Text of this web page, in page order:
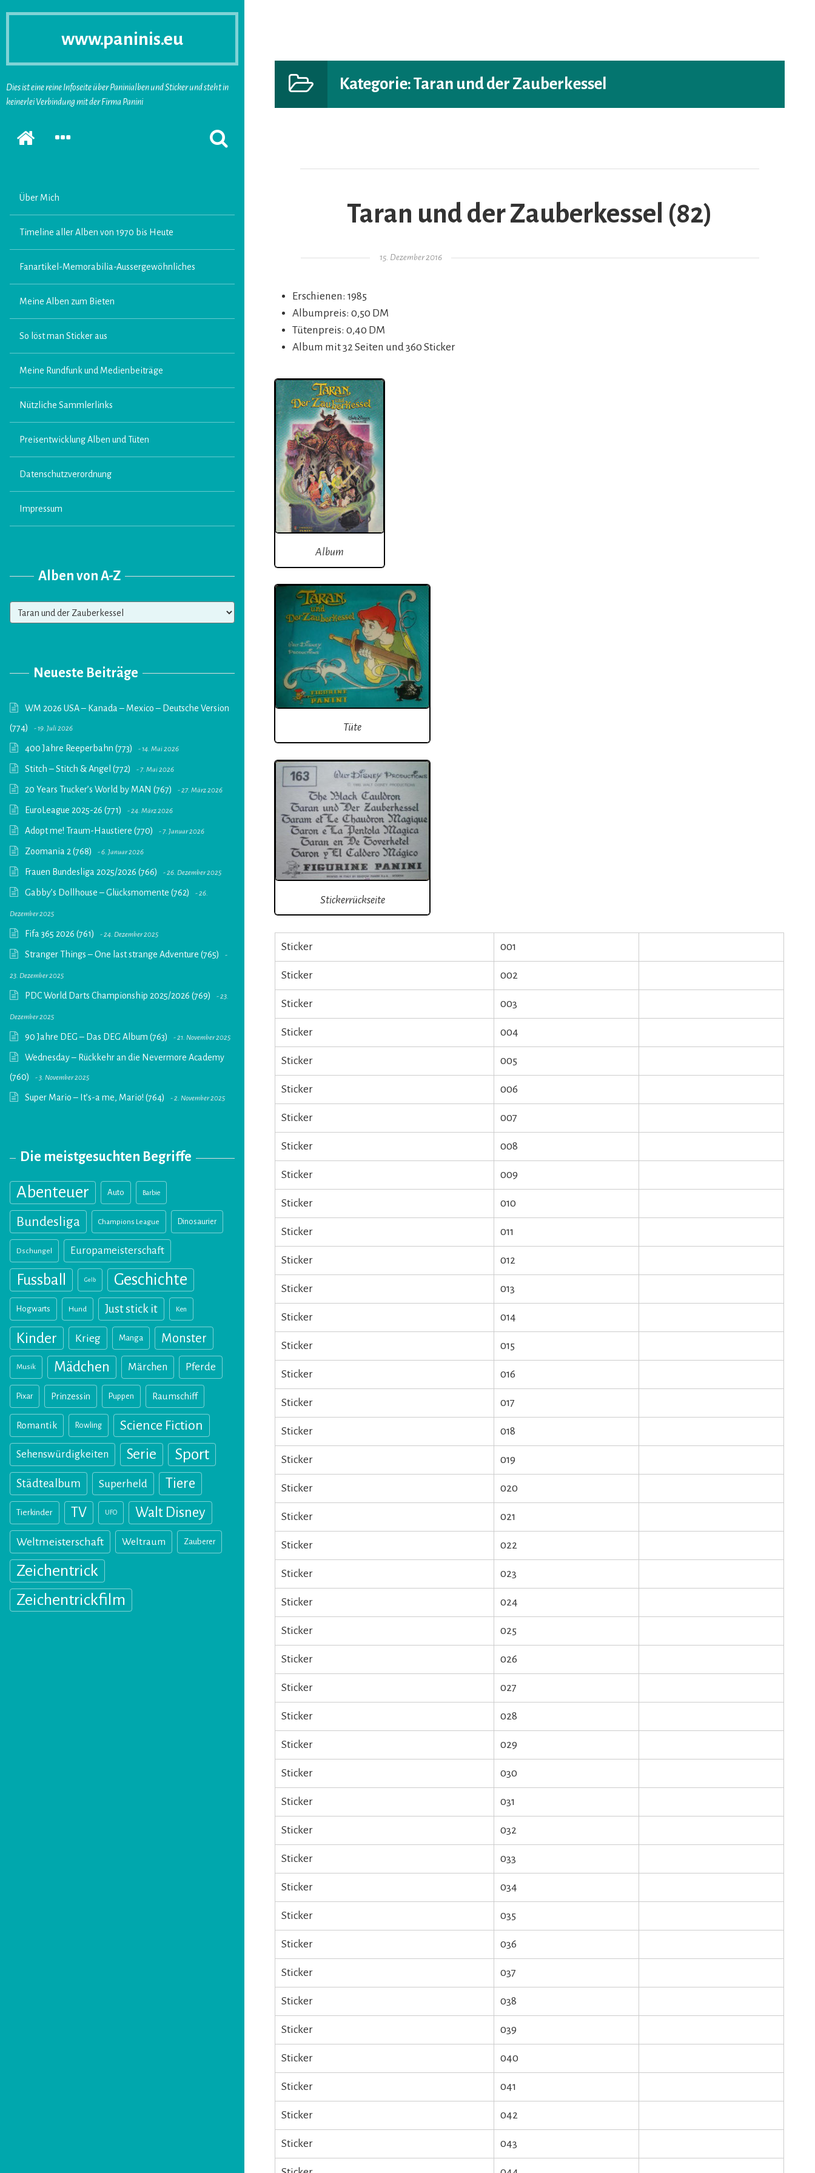
www.paninis.eu
Dies ist eine reine Infoseite über Paninialben und Sticker und steht in
keinerlei Verbindung mit der Firma Panini
Startseite
SEKUNDÄRE
SUCHFORMULAR
ERSCHEINEN
Über Mich
Timeline aller Alben von 1970 bis Heute
Fanartikel-Memorabilia-Aussergewöhnliches
Meine Alben zum Bieten
So löst man Sticker aus
Meine Rundfunk und Medienbeiträge
Nützliche Sammlerlinks
Preisentwicklung Alben und Tüten
Datenschutzverordnung
Impressum
Alben von A-Z
Alben
von
Neueste Beiträge
WM 2026 USA – Kanada – Mexico – Deutsche Version
(774)
19. Juli 2026
400 Jahre Reeperbahn (773) 14. Mai 2026
Stitch – Stitch & Angel (772) 7. Mai 2026
20 Years Trucker’s World by MAN (767) 27. März 2026
EuroLeague 2025-26 (771) 24. März 2026
Adopt me! Traum-Haustiere (770) 7. Januar 2026
Zoomania 2 (768) 6. Januar 2026
Frauen Bundesliga 2025/2026 (766) 26. Dezember 2025
Gabby’s Dollhouse – Glücksmomente (762) 26.
Dezember 2025
Fifa 365 2026 (761) 24. Dezember 2025
Stranger Things – One last strange Adventure (765)
23. Dezember 2025
PDC World Darts Championship 2025/2026 (769) 23.
Dezember 2025
90 Jahre DEG – Das DEG Album (763) 21. November 2025
Wednesday – Rückkehr an die Nevermore Academy
(760)
3. November 2025
Super Mario – It’s-a me, Mario! (764) 2. November 2025
Die meistgesuchten Begriffe
Abenteuer Auto Barbie
Bundesliga Champions League Dinosaurier
Dschungel Europameisterschaft
Fussball Gelb Geschichte
Hogwarts Hund Just stick it Ken
Kinder Krieg Manga Monster
Musik Mädchen Märchen Pferde
Pixar Prinzessin Puppen Raumschiff
Romantik Rowling Science Fiction
Sehenswürdigkeiten Serie Sport
Städtealbum Superheld Tiere
Tierkinder TV UFO Walt Disney
Weltmeisterschaft Weltraum Zauberer
Zeichentrick
Zeichentrickfilm
Kategorie:Taran und der Zauberkessel
Taran und der Zauberkessel (82)
Gepostet am
15. Dezember 2016
Erschienen: 1985
Albumpreis: 0,50 DM
Tütenpreis: 0,40 DM
Album mit 32 Seiten und 360 Sticker
Album
Tüte
Stickerrückseite
Sticker 001
Sticker 002
Sticker 003
Sticker 004
Sticker 005
Sticker 006
Sticker 007
Sticker 008
Sticker 009
Sticker 010
Sticker 011
Sticker 012
Sticker 013
Sticker 014
Sticker 015
Sticker 016
Sticker 017
Sticker 018
Sticker 019
Sticker 020
Sticker 021
Sticker 022
Sticker 023
Sticker 024
Sticker 025
Sticker 026
Sticker 027
Sticker 028
Sticker 029
Sticker 030
Sticker 031
Sticker 032
Sticker 033
Sticker 034
Sticker 035
Sticker 036
Sticker 037
Sticker 038
Sticker 039
Sticker 040
Sticker 041
Sticker 042
Sticker 043